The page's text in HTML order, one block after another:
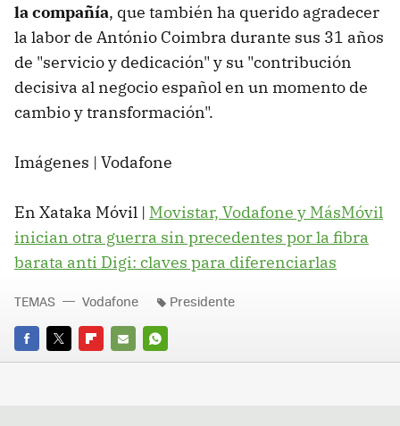
la compañía, que también ha querido agradecer
la labor de António Coimbra durante sus 31 años
de "servicio y dedicación" y su "contribución
decisiva al negocio español en un momento de
cambio y transformación".
Imágenes | Vodafone
En Xataka Móvil | Movistar, Vodafone y MásMóvil
inician otra guerra sin precedentes por la fibra
barata anti Digi: claves para diferenciarlas
FACEBOOK
TWITTERFLIPBOARD
E-
WHATSAPP
TEMAS Vodafone Presidente